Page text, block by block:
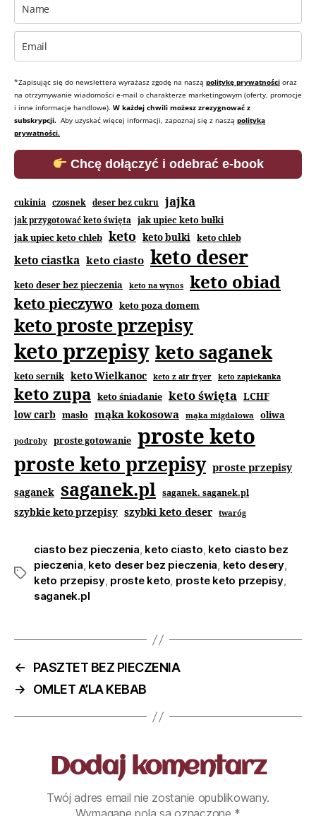
*Zapisując się do newslettera wyrażasz zgodę na naszą politykę prywatności oraz
na otrzymywanie wiadomości e-mail o charakterze marketingowym (oferty, promocje
i inne informacje handlowe). W każdej chwili możesz zrezygnować z
subskrypcji. Aby uzyskać więcej informacji, zapoznaj się z naszą polityką
prywatności.
Chcę dołączyć i odebrać e-book
cukinia czosnek deser bez cukru jajka
jak przygotować keto święta jak upiec keto bułki
jak upiec keto chleb keto keto bułki keto chleb
keto ciastka keto ciasto keto deser
keto deser bez pieczenia keto na wynos keto obiad
keto pieczywo keto poza domem
keto proste przepisy
keto przepisy keto saganek
keto sernik keto Wielkanoc keto z air fryer keto zapiekanka
keto zupa keto śniadanie keto święta LCHF
low carb masło mąka kokosowa mąka migdałowa oliwa
podroby proste gotowanie proste keto
proste keto przepisy proste przepisy
saganek saganek.pl saganek. saganek.pl
szybkie keto przepisy szybki keto deser twaróg
ciasto bez pieczenia, keto ciasto, keto ciasto bez
pieczenia, keto deser bez pieczenia, keto desery,
keto przepisy, proste keto, proste keto przepisy,
saganek.pl
←
PASZTET BEZ PIECZENIA
→
OMLET A’LA KEBAB
Dodaj komentarz
Twój adres email nie zostanie opublikowany.